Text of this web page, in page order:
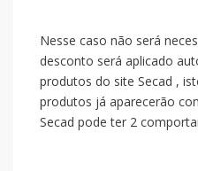
Nesse caso não será
desconto será aplicado
produtos do site Secad ,
produtos já aparecerão
Secad pode ter 2